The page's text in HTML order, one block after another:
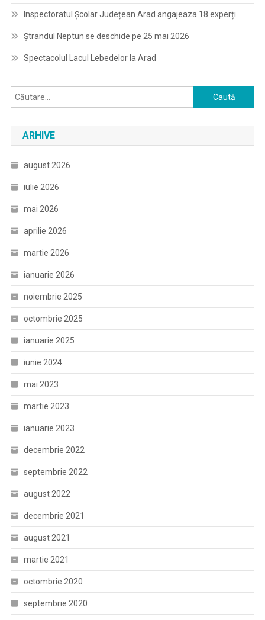
Inspectoratul Școlar Județean Arad angajeaza 18 experți
Ștrandul Neptun se deschide pe 25 mai 2026
Spectacolul Lacul Lebedelor la Arad
Caută
după:
ARHIVE
august 2026
iulie 2026
mai 2026
aprilie 2026
martie 2026
ianuarie 2026
noiembrie 2025
octombrie 2025
ianuarie 2025
iunie 2024
mai 2023
martie 2023
ianuarie 2023
decembrie 2022
septembrie 2022
august 2022
decembrie 2021
august 2021
martie 2021
octombrie 2020
septembrie 2020